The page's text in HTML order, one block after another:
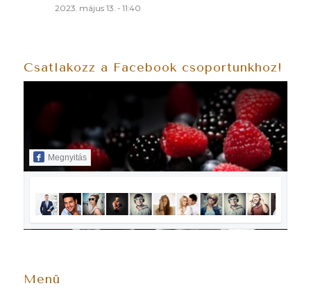
2023. május 13. - 11:40
Csatlakozz a Facebook csoportunkhoz!
Megnyitás
Menü